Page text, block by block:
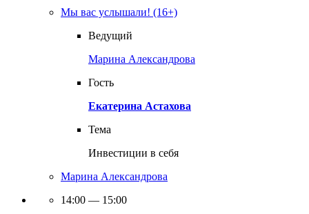
Мы вас услышали! (16+)
Ведущий
Марина Александрова
Гость
Екатерина Астахова
Тема
Инвестиции в себя
Марина Александрова
14:00 — 15:00